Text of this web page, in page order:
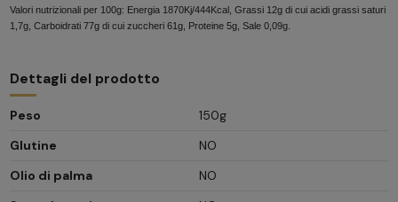
Valori nutrizionali per 100g: Energia 1870Kj/444Kcal, Grassi 12g di cui acidi grassi saturi
1,7g, Carboidrati 77g di cui zuccheri 61g, Proteine 5g, Sale 0,09g.
Dettagli del prodotto
Peso
150g
Glutine
NO
Olio di palma
NO